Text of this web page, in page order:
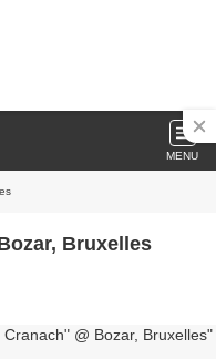
MENU
Bruxelles